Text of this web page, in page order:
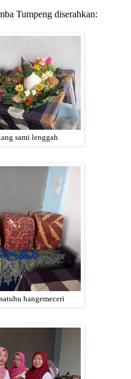
Tumpeng diserahkan:
sami lenggah
hangemeceri